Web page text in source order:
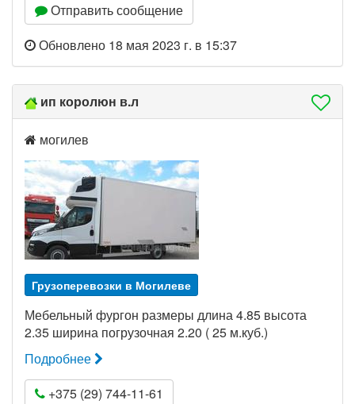
Отправить сообщение
Обновлено 18 мая 2023 г. в 15:37
ип королюн в.л
могилев
Грузоперевозки в Могилеве
Мебельный фургон размеры длина 4.85 высота
2.35 ширина погрузочная 2.20 ( 25 м.куб.)
Подробнее
+375 (29) 744-11-61